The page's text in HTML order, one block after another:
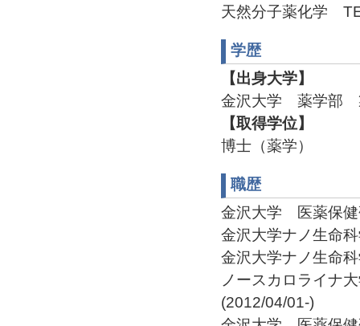
天然分子薬化学
学歴
【出身大学】
金沢大学 薬学部
【取得学位】
博士（薬学）
職歴
金沢大学 医薬保
金沢大学ナノ生命
金沢大学ナノ生命
ノースカロライ
(2012/04/01-)